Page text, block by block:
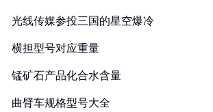
光线传媒参投三国的星空爆冷
横担型号对应重量
锰矿石产品化合水含量
曲臂车规格型号大全